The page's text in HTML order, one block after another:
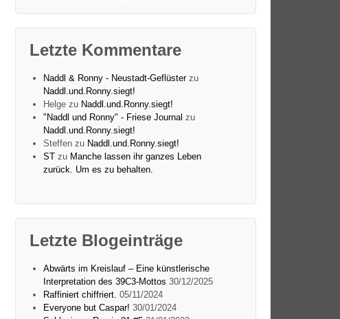
Letzte Kommentare
Naddl & Ronny - Neustadt-Geflüsterzu
Naddl.und.Ronny.siegt!
Helgezu Naddl.und.Ronny.siegt!
"Naddl und Ronny" - Friese Journal zu
Naddl.und.Ronny.siegt!
Steffenzu Naddl.und.Ronny.siegt!
STzu Manche lassen ihr ganzes Leben
zurück. Um es zu behalten.
Letzte Blogeinträge
Abwärts im Kreislauf – Eine künstlerische
Interpretation des 39C3-Mottos 30/12/2025
Raffiniert chiffriert. 05/11/2024
Everyone but Caspar! 30/01/2024